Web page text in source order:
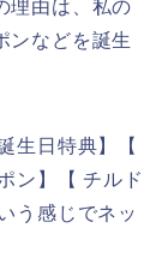
理由は、私の
ンなどを誕生
生日特典】【
ン】【 チルド
う感じでネッ